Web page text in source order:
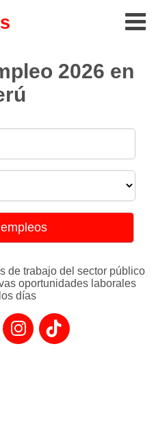
2026 en
de trabajo del sector público
oportunidades laborales
días